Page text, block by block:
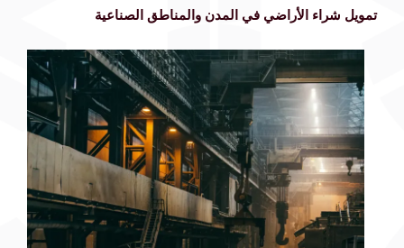
تمويل شراء الأراضي في المدن والمناطق الصناعية